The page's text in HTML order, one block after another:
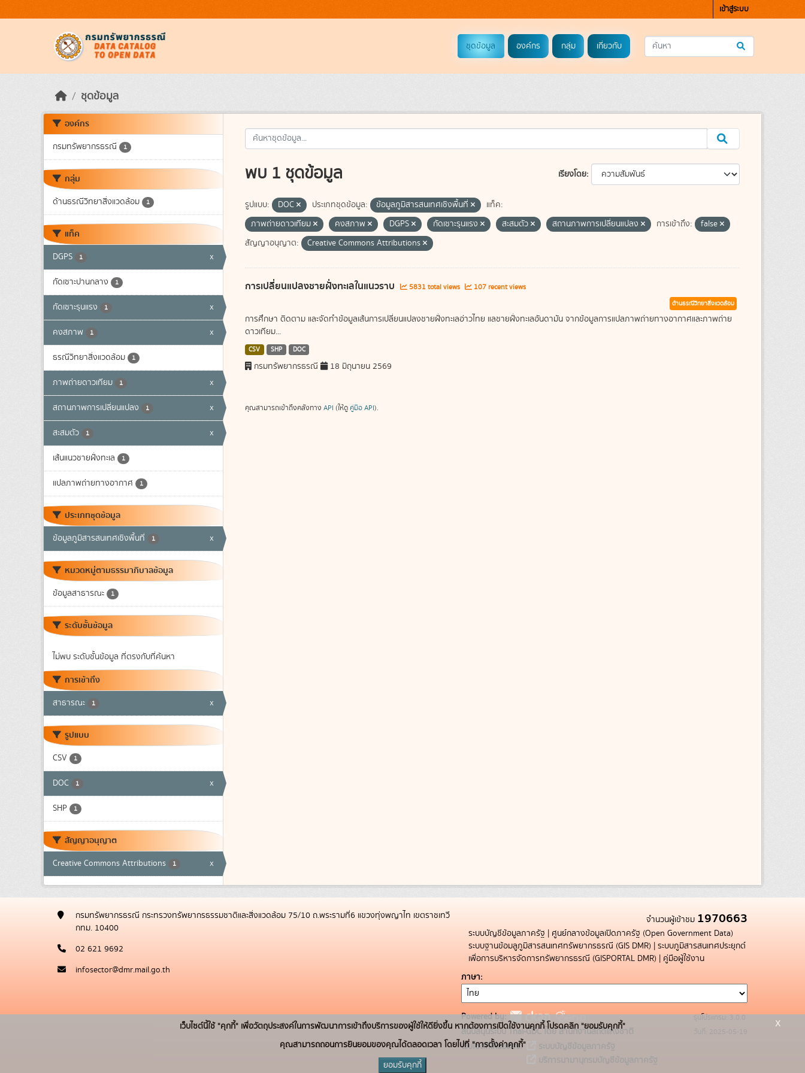
เข้าสู่ระบบ
ชุดข้อมูล องค์กร กลุ่ม เกี่ยวกับ
ชุดข้อมูล
องค์กร
กรมทรัพยากรธรณี 1
กลุ่ม
ด้านธรณีวิทยาสิ่งแวดล้อม 1
แท็ค
DGPS 1 x
กัดเซาะปานกลาง 1
กัดเซาะรุนแรง 1 x
คงสภาพ 1 x
ธรณีวิทยาสิ่งแวดล้อม 1
ภาพถ่ายดาวเทียม 1 x
สถานภาพการเปลี่ยนแปลง 1 x
สะสมตัว 1 x
เส้นแนวชายฝั่งทะเล 1
แปลภาพถ่ายทางอากาศ 1
ประเภทชุดข้อมูล
ข้อมูลภูมิสารสนเทศเชิงพื้นที่ 1 x
หมวดหมู่ตามธรรมาภิบาลข้อมูล
ข้อมูลสาธารณะ 1
ระดับชั้นข้อมูล
ไม่พบ ระดับชั้นข้อมูล ที่ตรงกับที่ค้นหา
การเข้าถึง
สาธารณะ 1 x
รูปแบบ
CSV 1
DOC 1 x
SHP 1
สัญญาอนุญาต
Creative Commons Attributions 1 x
เรียงโดย
พบ 1 ชุดข้อมูล
รูปแบบ: DOC ประเภทชุดข้อมูล: ข้อมูลภูมิสารสนเทศเชิงพื้นที่
แท็ค:
ภาพถ่ายดาวเทียม
คงสภาพ DGPS กัดเซาะรุนแรง สะสมตัว สถานภาพการเปลี่ยนแปลง การเข้าถึง:
false
สัญญาอนุญาต:
Creative Commons Attributions
การเปลี่ยนแปลงชายฝั่งทะเลในแนวราบ 5831 total views 107 recent views
ด้านธรณีวิทยาสิ่งแวดล้อม
การศึกษา ติดตาม และจัดทำข้อมูลเส้นการเปลี่ยนแปลงชายฝั่งทะเลอ่าวไทย แลชายฝั่งทะเลอันดามัน จากข้อมูลการแปลภาพถ่ายทางอากาศและภาพถ่าย
ดาวเทียม...
CSV SHP DOC
กรมทรัพยากรธรณี 18 มิถุนายน 2569
คุณสามารถเข้าถึงคลังทาง API (ให้ดู คู่มือ API).
กรมทรัพยากรธรณี กระทรวงทรัพยากรธรรมชาติและสิ่งแวดล้อม 75/10 ถ.พระรามที่6 แขวงทุ่งพญาไท เขตราชเทวี
กทม. 10400
02 621 9692
infosector@dmr.mail.go.th
จำนวนผู้เข้าชม 1970663
ระบบบัญชีข้อมูลภาครัฐ | ศูนย์กลางข้อมูลเปิดภาครัฐ (Open Government Data)
ระบบฐานข้อมลูภูมิสารสนเทศทรัพยากรธรณี (GIS DMR) | ระบบภูมิสารสนเทศประยุกต์
เพื่อการบริหารจัดการทรัพยากรธรณี (GISPORTAL DMR) | คู่มือผู้ใช้งาน
ภาษา
Powered by:
สนับสนุนระบบ Thai-GDC โดย สำนักงานสถิติแห่งชาติ
เว็บไซต์ที่เกี่ยวข้อง:
ระบบบัญชีข้อมูลภาครัฐ
บริการนามานุกรมบัญชีข้อมูลภาครัฐ
รุ่นโปรแกรม: 3.0.0
วันที่: 2025-05-19
เว็บไซต์นี้ใช้ "คุกกี้" เพื่อวัตถุประสงค์ในการพัฒนาการเข้าถึงบริการของผู้ใช้ให้ดียิ่งขึ้น หากต้องการเปิดใช้งานคุกกี้ โปรดคลิก "ยอมรับคุกกี้"
คุณสามารถถอนการยินยอมของคุณได้ตลอดเวลา โดยไปที่ "การตั้งค่าคุกกี้"
ยอมรับคุกกี้
x